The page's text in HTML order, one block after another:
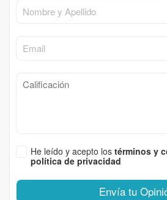
He leído y acepto los términos y
política de privacidad
Envía tu